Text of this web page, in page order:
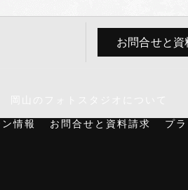
お問合せと資
情報 お問合せと資料請求 プ